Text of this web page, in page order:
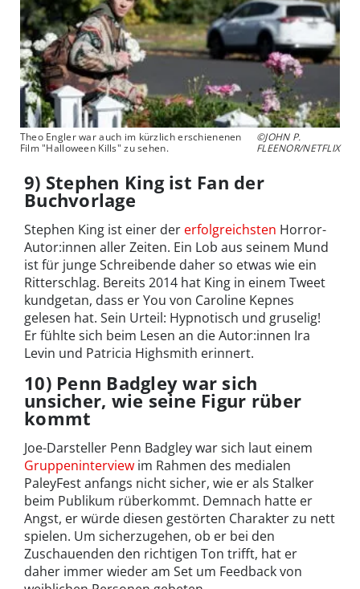
Theo Engler war auch im kürzlich erschienenen
Film "Halloween Kills" zu sehen.
©JOHN P.
FLEENOR/NETFLIX
9) Stephen King ist Fan der
Buchvorlage
Stephen King ist einer der erfolgreichsten Horror-
Autor:innen aller Zeiten. Ein Lob aus seinem Mund
ist für junge Schreibende daher so etwas wie ein
Ritterschlag. Bereits 2014 hat King in einem Tweet
kundgetan, dass er You von Caroline Kepnes
gelesen hat. Sein Urteil: Hypnotisch und gruselig!
Er fühlte sich beim Lesen an die Autor:innen Ira
Levin und Patricia Highsmith erinnert.
10) Penn Badgley war sich
unsicher, wie seine Figur rüber
kommt
Joe-Darsteller Penn Badgley war sich laut einem
Gruppeninterview im Rahmen des medialen
PaleyFest anfangs nicht sicher, wie er als Stalker
beim Publikum rüberkommt. Demnach hatte er
Angst, er würde diesen gestörten Charakter zu nett
spielen. Um sicherzugehen, ob er bei den
Zuschauenden den richtigen Ton trifft, hat er
daher immer wieder am Set um Feedback von